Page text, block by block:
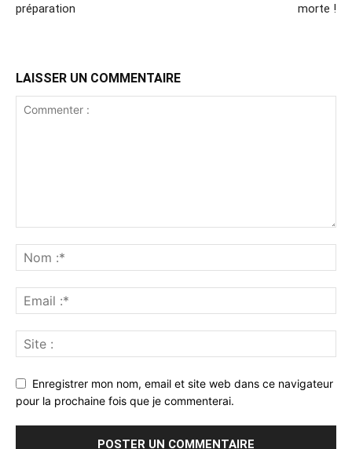
préparation
morte !
LAISSER UN COMMENTAIRE
Enregistrer mon nom, email et site web dans ce navigateur
pour la prochaine fois que je commenterai.